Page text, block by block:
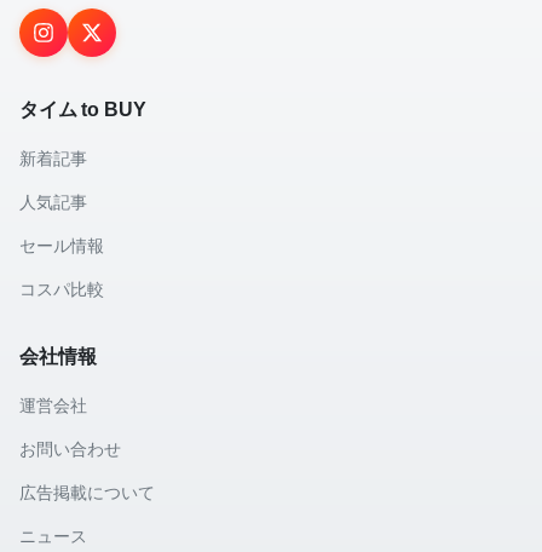
タイム to BUY
新着記事
人気記事
セール情報
コスパ比較
会社情報
運営会社
お問い合わせ
広告掲載について
ニュース